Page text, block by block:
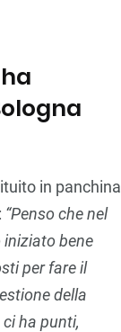
in panchina
“Penso che nel
bene
per fare il
della
ha punti,